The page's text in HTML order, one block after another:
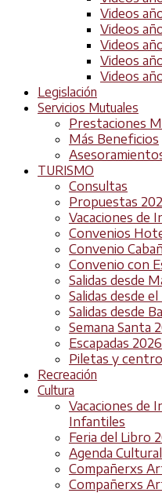
Videos
Videos
Videos
Videos
Videos
Legislación
Servicios Mutuales
Prestaciones
Más Beneficios
TURISMO
Consultas
Propuestas
Vacaciones de
Convenios
Convenio
Convenio con
Salidas desde
Salidas desde
Salidas desde
Semana Santa
Escapadas 2026
Piletas y
Recreación
Cultura
Vacaciones de
Infantiles
Feria del Libro
Agenda Cultural
Compañerxs
Compañerxs